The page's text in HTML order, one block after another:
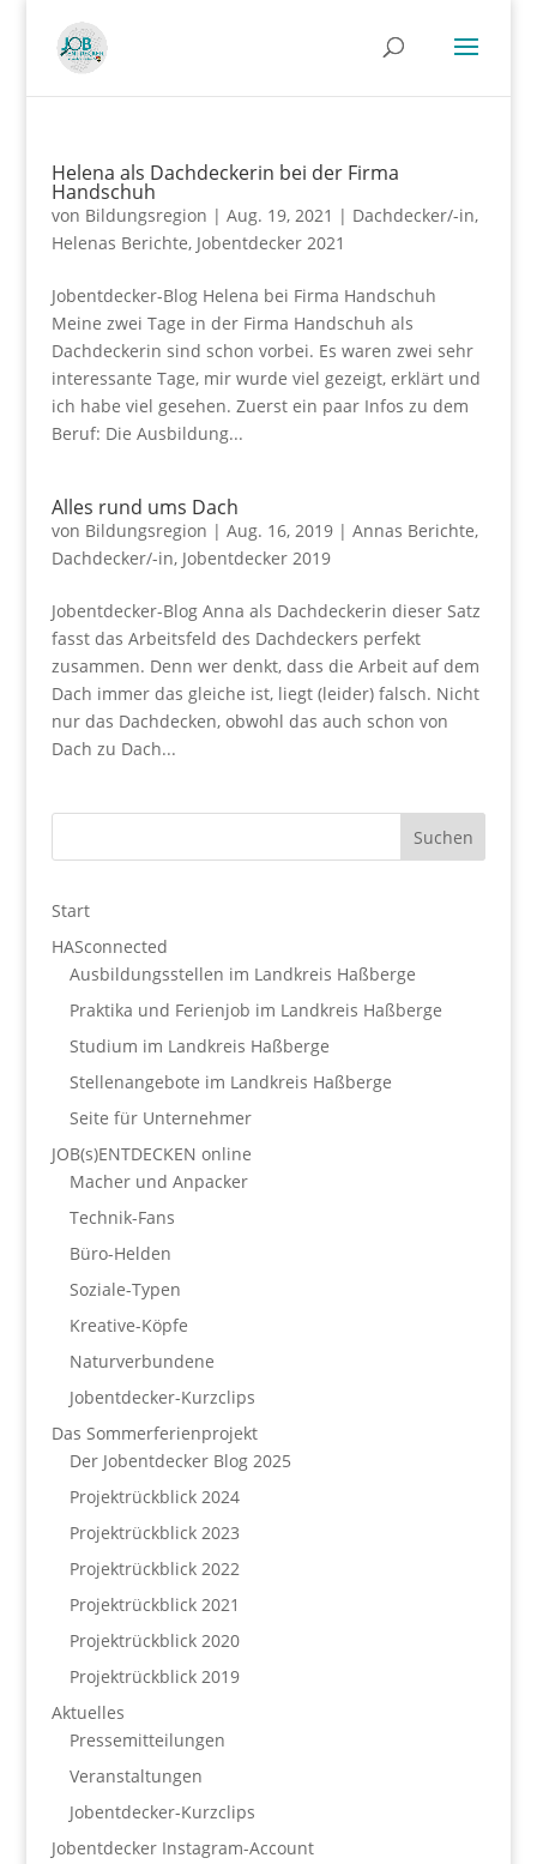
Helena als Dachdeckerin bei der Firma
Handschuh
von Bildungsregion | Aug. 19, 2021 | Dachdecker/-in,
Helenas Berichte, Jobentdecker 2021
Jobentdecker-Blog Helena bei Firma Handschuh
Meine zwei Tage in der Firma Handschuh als
Dachdeckerin sind schon vorbei. Es waren zwei sehr
interessante Tage, mir wurde viel gezeigt, erklärt und
ich habe viel gesehen. Zuerst ein paar Infos zu dem
Beruf: Die Ausbildung...
Alles rund ums Dach
von Bildungsregion | Aug. 16, 2019| Annas Berichte,
Dachdecker/-in, Jobentdecker 2019
Jobentdecker-Blog Anna als Dachdeckerin dieser Satz
fasst das Arbeitsfeld des Dachdeckers perfekt
zusammen. Denn wer denkt, dass die Arbeit auf dem
Dach immer das gleiche ist, liegt (leider) falsch. Nicht
nur das Dachdecken, obwohl das auch schon von
Dach zu Dach...
Start
HASconnected
Ausbildungsstellen im Landkreis Haßberge
Praktika und Ferienjob im Landkreis Haßberge
Studium im Landkreis Haßberge
Stellenangebote im Landkreis Haßberge
Seite für Unternehmer
JOB(s)ENTDECKEN online
Macher und Anpacker
Technik-Fans
Büro-Helden
Soziale-Typen
Kreative-Köpfe
Naturverbundene
Jobentdecker-Kurzclips
Das Sommerferienprojekt
Der Jobentdecker Blog 2025
Projektrückblick 2024
Projektrückblick 2023
Projektrückblick 2022
Projektrückblick 2021
Projektrückblick 2020
Projektrückblick 2019
Aktuelles
Pressemitteilungen
Veranstaltungen
Jobentdecker-Kurzclips
Jobentdecker Instagram-Account